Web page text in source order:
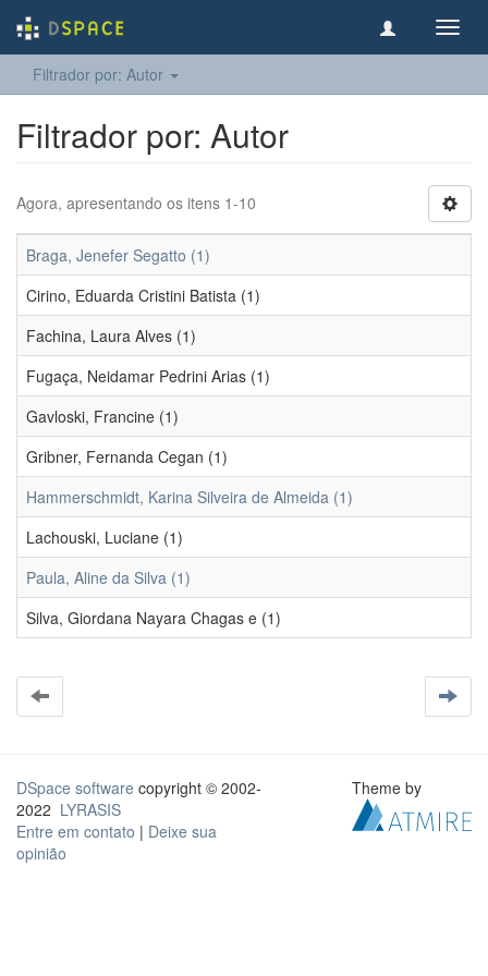
Filtrador por: Autor
Filtrador por: Autor
Agora, apresentando os itens 1-10
Braga, Jenefer Segatto (1)
Cirino, Eduarda Cristini Batista (1)
Fachina, Laura Alves (1)
Fugaça, Neidamar Pedrini Arias (1)
Gavloski, Francine (1)
Gribner, Fernanda Cegan (1)
Hammerschmidt, Karina Silveira de Almeida (1)
Lachouski, Luciane (1)
Paula, Aline da Silva (1)
Silva, Giordana Nayara Chagas e (1)
DSpace software copyright © 2002-
2022 LYRASIS
Entre em contato | Deixe sua
opinião
Theme by